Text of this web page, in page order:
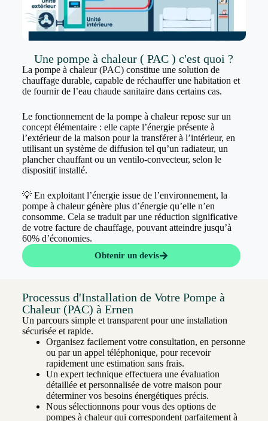
Une pompe à chaleur ( PAC ) c'est quoi ?
La pompe à chaleur (PAC) constitue une solution de
chauffage durable, capable de réchauffer une habitation et
de fournir de l’eau chaude sanitaire dans certains cas.
Le fonctionnement de la pompe à chaleur repose sur un
concept élémentaire : elle capte l’énergie présente à
l’extérieur de la maison pour la transférer à l’intérieur, en
utilisant un système de diffusion tel qu’un radiateur, un
plancher chauffant ou un ventilo-convecteur, selon le
dispositif installé.
💡 En exploitant l’énergie issue de l’environnement, la
pompe à chaleur génère plus d’énergie qu’elle n’en
consomme. Cela se traduit par une réduction significative
de votre facture de chauffage, pouvant atteindre jusqu’à
60% d’économies.
Obtenir un devis
Processus d'Installation de Votre Pompe à
Chaleur (PAC) à Ernen
Un parcours simple et transparent pour une installation
sécurisée et rapide.
Organisez facilement votre consultation, en personne
ou par un appel téléphonique, pour recevoir
rapidement une estimation sans frais.
Un expert technique effectuera une évaluation
détaillée et personnalisée de votre maison pour
déterminer vos besoins énergétiques précis.
Nous sélectionnons pour vous des options de
pompes à chaleur qui correspondent parfaitement à